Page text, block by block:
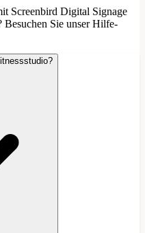
Screenbird Digital Signage
Besuchen Sie unser Hilfe-